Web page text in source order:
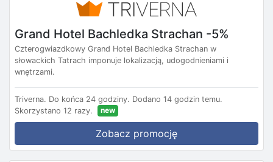
Grand Hotel Bachledka Strachan -5%
Czterogwiazdkowy Grand Hotel Bachledka Strachan w
słowackich Tatrach imponuje lokalizacją, udogodnieniami i
wnętrzami.
Triverna. Do końca 24 godziny. Dodano 14 godzin temu.
Skorzystano 12 razy.
new
Zobacz promocję